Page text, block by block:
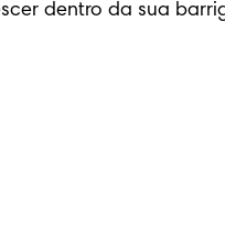
dentro da sua